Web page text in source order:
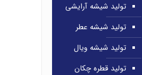
تولید شیشه آرایشی
تولید شیشه عطر
تولید شیشه ویال
تولید قطره چکان